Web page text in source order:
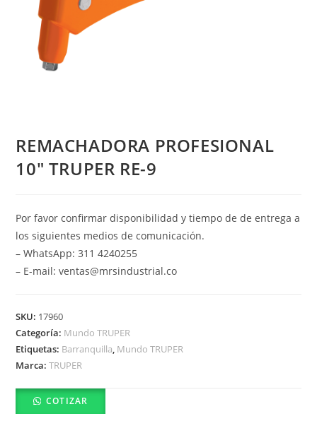
REMACHADORA PROFESIONAL
10″ TRUPER RE-9
Por favor confirmar disponibilidad y tiempo de de entrega a
los siguientes medios de comunicación.
– WhatsApp: 311 4240255
– E-mail: ventas@mrsindustrial.co
SKU: 17960
Categoría: Mundo TRUPER
Etiquetas: Barranquilla, Mundo TRUPER
Marca:TRUPER
COTIZAR